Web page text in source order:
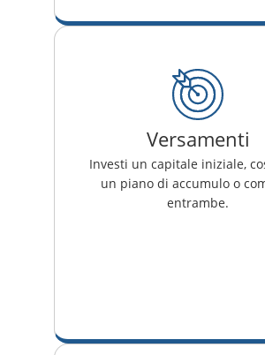
Versamenti
Investi un capitale iniziale,
un piano di accumulo o
entrambe.